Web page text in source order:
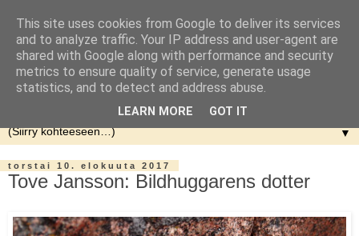
▼
torstai 10. elokuuta 2017
Tove Jansson: Bildhuggarens dotter
This site uses cookies from Google to deliver its services
and to analyze traffic. Your IP address and user-agent are
shared with Google along with performance and security
metrics to ensure quality of service, generate usage
statistics, and to detect and address abuse.
LEARN MORE GOT IT